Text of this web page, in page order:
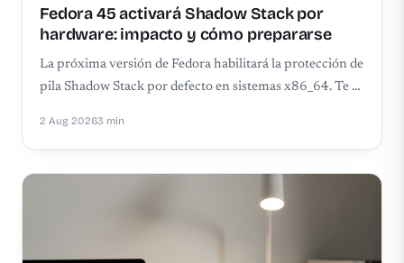
Fedora 45 activará Shadow Stack por
hardware: impacto y cómo prepararse
La próxima versión de Fedora habilitará la protección de
pila Shadow Stack por defecto en sistemas x86_64. Te …
2 Aug 20263 min